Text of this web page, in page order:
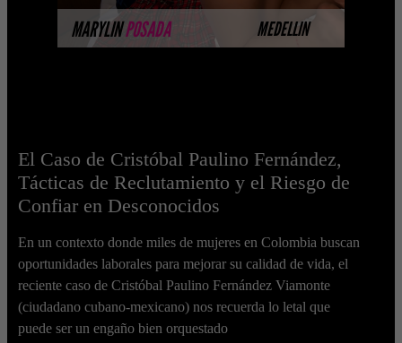
MARYLINPOSADA MEDELLIN
MÁS INFORMACIÓN
El Caso de Cristóbal Paulino Fernández,
Tácticas de Reclutamiento y el Riesgo de
Confiar en Desconocidos
En un contexto donde miles de mujeres en Colombia buscan
oportunidades laborales para mejorar su calidad de vida, el
reciente caso de Cristóbal Paulino Fernández Viamonte
(ciudadano cubano-mexicano) nos recuerda lo letal que
puede ser un engaño bien orquestado